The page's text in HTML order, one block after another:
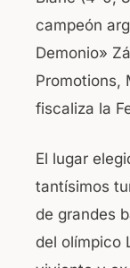
o
k
p
campeón
Demonio»
Promotions,
fiscaliza la
El lugar
tantísimos
de grandes
del olímpico